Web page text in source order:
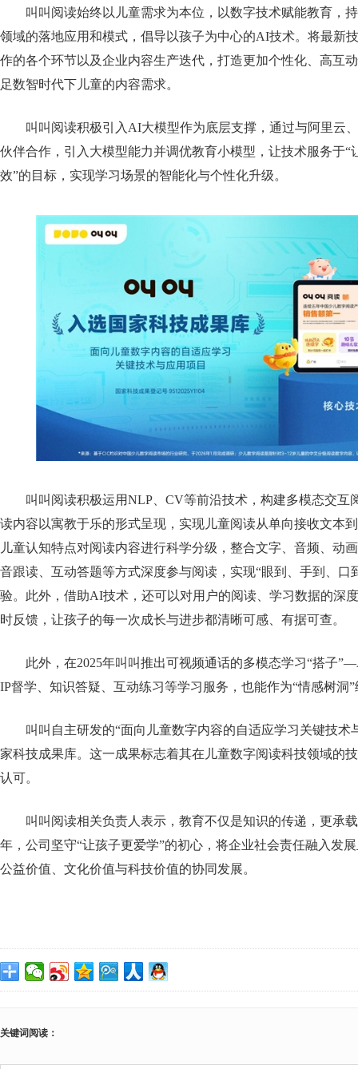
叫叫阅读始终以儿童需求为本位，以数字技术赋能教育，
领域的落地应用和模式，倡导以孩子为中心的AI技术。将最新
作的各个环节以及企业内容生产迭代，打造更加个性化、高互
足数智时代下儿童的内容需求。
叫叫阅读积极引入AI大模型作为底层支撑，通过与阿里云
伙伴合作，引入大模型能力并调优教育小模型，让技术服务于“
效”的目标，实现学习场景的智能化与个性化升级。
叫叫阅读积极运用NLP、CV等前沿技术，构建多模态交互
读内容以寓教于乐的形式呈现，实现儿童阅读从单向接收文本
儿童认知特点对阅读内容进行科学分级，整合文字、音频、动
音跟读、互动答题等方式深度参与阅读，实现“眼到、手到、口
验。此外，借助AI技术，还可以对用户的阅读、学习数据的深
时反馈，让孩子的每一次成长与进步都清晰可感、有据可查。
此外，在2025年叫叫推出可视频通话的多模态学习“搭子
IP督学、知识答疑、互动练习等学习服务，也能作为“情感树洞
叫叫自主研发的“面向儿童数字内容的自适应学习关键技术
家科技成果库。这一成果标志着其在儿童数字阅读科技领域的
认可。
叫叫阅读相关负责人表示，教育不仅是知识的传递，更承
年，公司坚守“让孩子更爱学”的初心，将企业社会责任融入发
公益价值、文化价值与科技价值的协同发展。
关键词阅读：